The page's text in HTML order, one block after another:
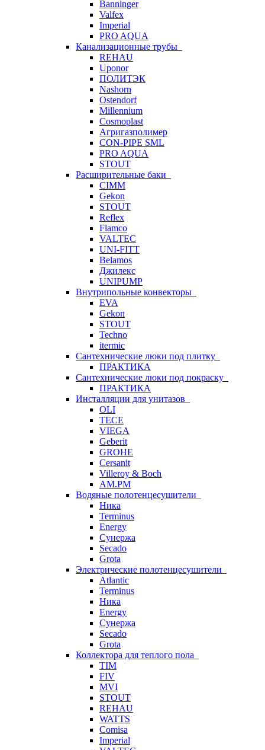
Banninger
Valfex
Imperial
PRO AQUA
Канализационные трубы
REHAU
Uponor
ПОЛИТЭК
Nashorn
Ostendorf
Millennium
Cosmoplast
Агригазполимер
CON-PIPE SML
PRO AQUA
STOUT
Расширительные баки
CIMM
Gekon
STOUT
Reflex
Flamco
VALTEC
UNI-FITT
Belamos
Джилекс
UNIPUMP
Внутрипольные конвекторы
EVA
Gekon
STOUT
Techno
itermic
Сантехнические люки под плитку
ПРАКТИКА
Сантехнические люки под покраску
ПРАКТИКА
Инсталляции для унитазов
OLI
TECE
VIEGA
Geberit
GROHE
Cersanit
Villeroy & Boch
AM.PM
Водяные полотенцесушители
Ника
Terminus
Energy
Сунержа
Secado
Grota
Электрические полотенцесушители
Atlantic
Terminus
Ника
Energy
Сунержа
Secado
Grota
Коллектора для теплого пола
TIM
FIV
MVI
STOUT
REHAU
WATTS
Comisa
Imperial